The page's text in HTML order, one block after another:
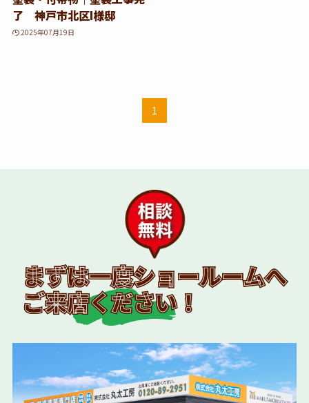
了 神戸市北区I様邸
2025年07月19日
1
まずは一度ショールームへ
ご来店ください！